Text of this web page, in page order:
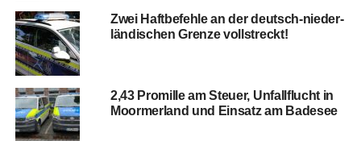
Zwei Haft­be­feh­le an der deutsch-nie­der­
län­di­schen Gren­ze vollstreckt!
2,43 Pro­mil­le am Steu­er, Unfall­flucht in
Moorm­er­land und Ein­satz am Badesee